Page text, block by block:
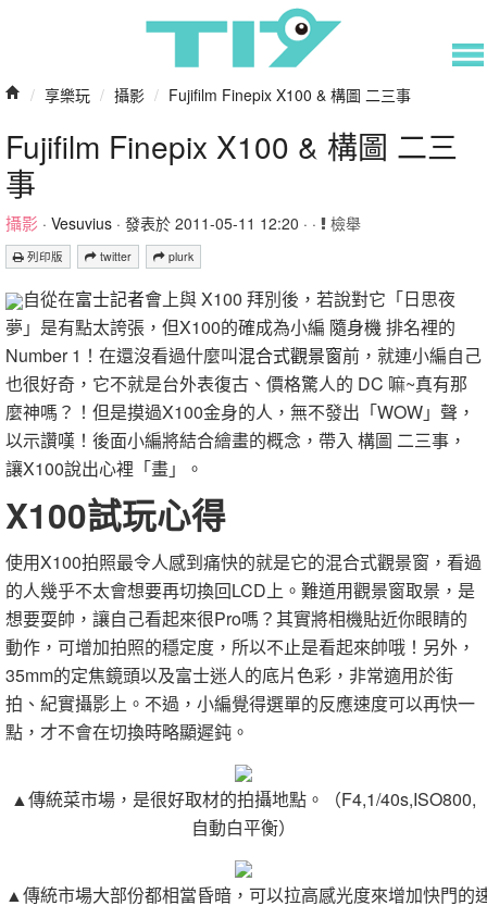
/ 享樂玩 / 攝影 / Fujifilm Finepix X100 & 構圖 二三事
Fujifilm Finepix X100 & 構圖 二三
事
攝影 · Vesuvius · 發表於 2011-05-11 12:20 · · 檢舉
列印版 twitter plurk
自從在富士記者會上與 X100 拜別後，若說對它「日思夜
夢」是有點太誇張，但X100的確成為小編 隨身機排名裡的
Number 1！在還沒看過什麼叫混合式觀景窗前，就連小編自己
也很好奇，它不就是台外表復古、價格驚人的 DC 嘛~真有那
麼神嗎？！但是摸過X100金身的人，無不發出「WOW」聲，
以示讚嘆！後面小編將結合繪畫的概念，帶入 構圖 二三事，
讓X100說出心裡「畫」。
X100試玩心得
使用X100拍照最令人感到痛快的就是它的混合式觀景窗，看過
的人幾乎不太會想要再切換回LCD上。難道用觀景窗取景，是
想要耍帥，讓自己看起來很Pro嗎？其實將相機貼近你眼睛的
動作，可增加拍照的穩定度，所以不止是看起來帥哦！另外，
35mm的定焦鏡頭以及富士迷人的底片色彩，非常適用於街
拍、紀實攝影上。不過，小編覺得選單的反應速度可以再快一
點，才不會在切換時略顯遲鈍。
▲傳統菜市場，是很好取材的拍攝地點。（F4,1/40s,ISO800,
自動白平衡）
▲傳統市場大部份都相當昏暗，可以拉高感光度來增加快門的